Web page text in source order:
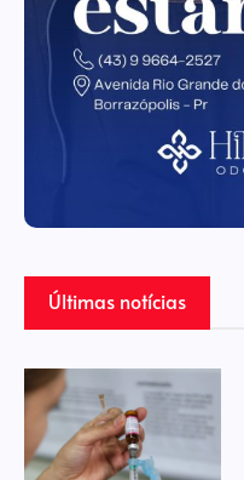
Últimas notícias